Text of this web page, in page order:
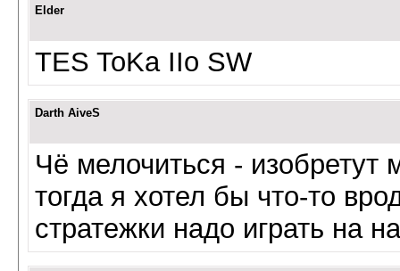
Elder
TES ToKa IIo SW
Darth AiveS
Чё мелочиться - изобретут
тогда я хотел бы что-то
стратежки надо играть на